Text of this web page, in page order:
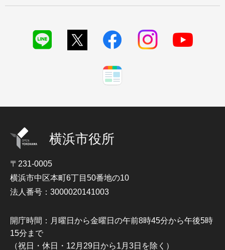
横浜市役所
〒231-0005
横浜市中区本町6丁目50番地の10
法人番号：3000020141003
開庁時間：月曜日から金曜日の午前8時45分から午後5時
15分まで
（祝日・休日・12月29日から1月3日を除く）